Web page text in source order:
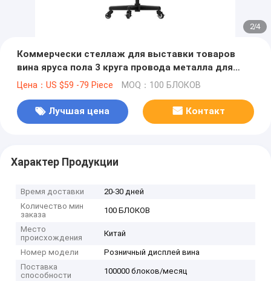
2/4
Коммерчески стеллаж для выставки товаров
вина яруса пола 3 круга провода металла для
магазинов розничной торговли
Цена：US $59 -79 Piece MOQ：100 БЛОКОВ
Лучшая цена Контакт
Характер Продукции
Время доставки
20-30 дней
Количество мин
заказа
100 БЛОКОВ
Место
происхождения
Китай
Номер модели
Розничный дисплей вина
Поставка
способности
100000 блоков/месяц